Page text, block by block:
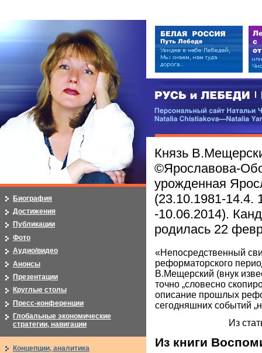
РУСЬ и ЛЕБЕДИ | RUSI —
Персональный сайт Натальи
Князь
©Ярославова-
урожденная
(23.10.1981-14.4.
-10.06.2014).
родилась 22
«Непосредственный
реформаторского
В.Мещерский (внук
точно „словесно
описание прошлых
сегодняшних событий
Из
Из книги
Биография
Достижения
Публикации
Фото
Аудио/видео
Анонсы
Презентации
Круглые столы
Пресс-конференции
Глобальные экономические
стратегии, навигации
Концепции, аналитика